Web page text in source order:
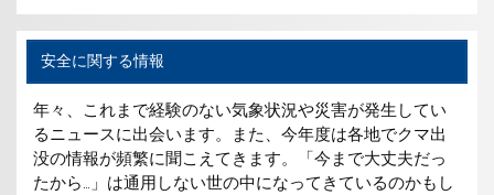
安全に関する情報
年々、これまで経験のない気象状況や災害が発生してい
るニュースに出会います。また、今年度は各地でクマ出
没の情報が頻繁に聞こえてきます。「今まで大丈夫だっ
たから…」は通用しない世の中になってきているのかもし